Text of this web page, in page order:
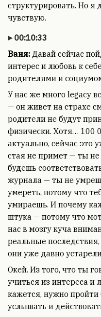
структурировать. Но я
чувствую.
00:10:33
Ваня: Давай сейчас
интерес и любовь к
родителями и
У нас же много legacy
— он живет на страхе
родители не будут
физически. Хотя… 100
актуально, сейчас это
стая не примет — ты
будешь
журнала — ты не
умереть, потому что
умираешь. И почему
штука — потому что
нас в мозгу куча
реальные
они уже давно
Окей. Из того, что ты
учиться из интереса и
кажется, нужно
услышать и